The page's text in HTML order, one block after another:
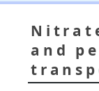
and